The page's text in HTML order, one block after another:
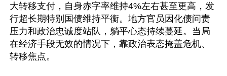
大转移支付，自身赤字率维持4%左右甚至更高，发
行超长期特别国债维持平衡。地方官员因化债问责
压力和政治忠诚度站队，躺平心态持续蔓延。当局
在经济手段无效的情况下，靠政治表态掩盖危机、
转移焦点。